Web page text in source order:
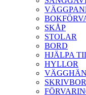
SKÅP
STOLAR
BORD
HJÄLPA
HYLLOR